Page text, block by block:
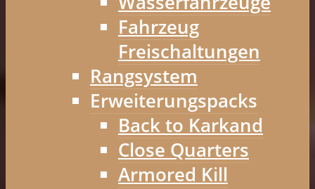
Fahrzeug
Freischaltungen
Rangsystem
Erweiterungspacks
Back to Karkand
Close Quarters
Armored Kill